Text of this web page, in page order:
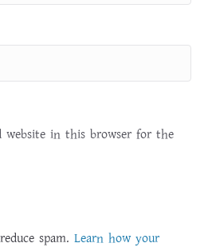
website in this browser for the
spam. Learn how your